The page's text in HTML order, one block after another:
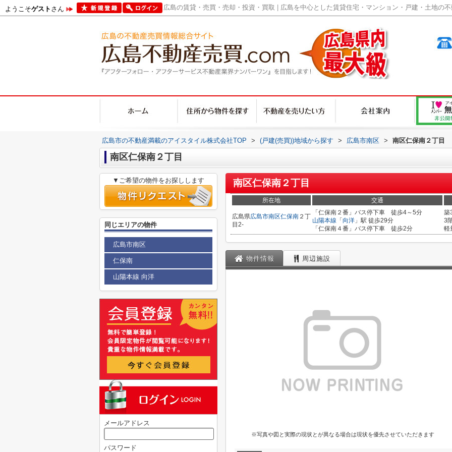
ようこそゲストさん 広島の賃貸・売買・売却・投資・買取 | 広島を中心とした賃貸住宅・マンション・戸建・土地の
広島市の不動産満載のアイスタイル株式会社TOP > (戸建(売買))地域から探す > 広島市南区 > 南区仁保南２丁目
南区仁保南２丁目
南区仁保南２丁目
所在地 交通
広島県広島市南区仁保南 ２丁
目2-
「仁保南２番」バス停下車 徒歩4～5分
山陽本線 「 向洋 」駅 徒歩29分
「仁保南４番」バス停下車 徒歩2分
築
3
軽
物件情報 周辺施設
※写真や図と実際の現状とが異なる場合は現状を優先させていただきます
▼ご希望の物件をお探しします
同じエリアの物件
広島市南区
仁保南
山陽本線 向洋
メールアドレス
パスワード